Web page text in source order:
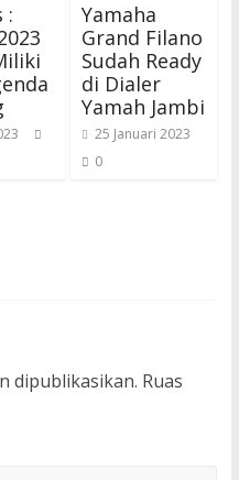
:
Yamaha
Grand Filano
Sudah Ready
di Dialer
Yamah Jambi
25 Januari 2023
0
dipublikasikan. Ruas